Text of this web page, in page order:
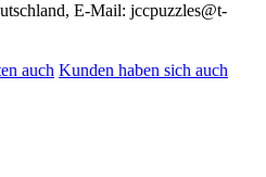
E-Mail: jccpuzzles@t-
auch Kunden haben sich auch